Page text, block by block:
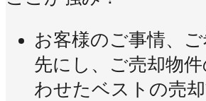
お客様のご事情、
先にし、ご売却物
わせたベストの売